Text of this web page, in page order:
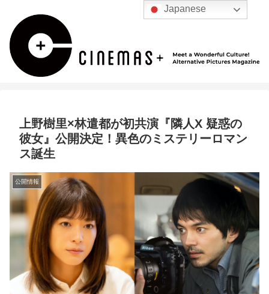
上野樹里×林遣都が初共演『隣人X 疑惑の
彼女』公開決定！異色のミステリーロマン
ス誕生
公開情報
Japanese